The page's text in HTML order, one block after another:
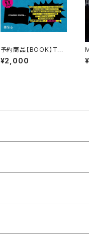
予約商品【BOOK】TRU
ST RECORDS 20TH
ANNIVERSARY SPEC
¥2,000